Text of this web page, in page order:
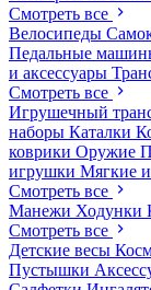
Смотреть все
Велосипеды
Педальные
и аксессуары
Смотреть все
Игрушечный
наборы Каталки
коврики Оружие
игрушки Мягкие
Смотреть все
Манежи Ходунки
Смотреть все
Детские весы
Пустышки